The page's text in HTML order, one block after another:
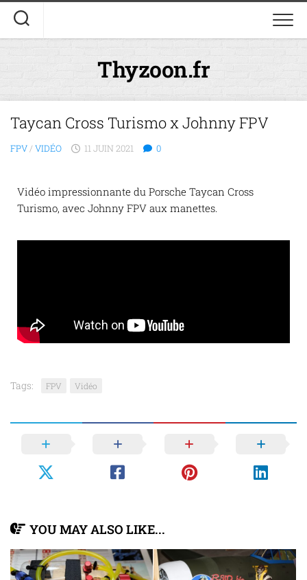
Thyzoon.fr
Taycan Cross Turismo x Johnny FPV
FPV/ VIDÉO 11 JUIN 2021 0
Vidéo impressionnante du Porsche Taycan Cross
Turismo, avec Johnny FPV aux manettes.
Tags: FPV Vidéo
YOU MAY ALSO LIKE...